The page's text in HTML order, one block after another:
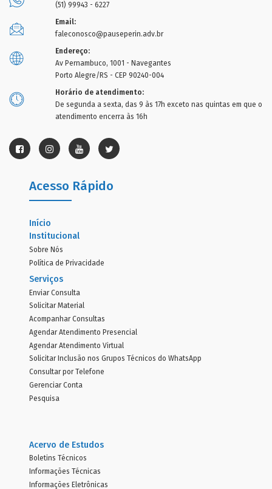
(51) 99943 - 6227
Email:
faleconosco@pauseperin.adv.br
Endereço:
Av Pernambuco, 1001 - Navegantes
Porto Alegre/RS - CEP 90240-004
Horário de atendimento:
De segunda a sexta, das 9 às 17h exceto nas quintas em que o
atendimento encerra às 16h
Acesso Rápido
Início
Institucional
Sobre Nós
Política de Privacidade
Serviços
Enviar Consulta
Solicitar Material
Acompanhar Consultas
Agendar Atendimento Presencial
Agendar Atendimento Virtual
Solicitar Inclusão nos Grupos Técnicos do WhatsApp
Consultar por Telefone
Gerenciar Conta
Pesquisa
Acervo de Estudos
Boletins Técnicos
Informações Técnicas
Informações Eletrônicas